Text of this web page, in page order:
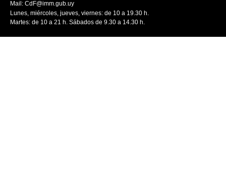
Mail: CdF@imm.gub.uy
Lunes, miércoles, jueves, viernes: de 10 a 19.30 h.
Martes: de 10 a 21 h. Sábados de 9.30 a 14.30 h.